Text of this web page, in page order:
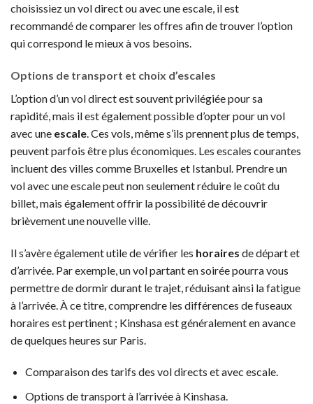
choisissiez un vol direct ou avec une escale, il est
recommandé de comparer les offres afin de trouver l’option
qui correspond le mieux à vos besoins.
Options de transport et choix d’escales
L’option d’un vol direct est souvent privilégiée pour sa
rapidité, mais il est également possible d’opter pour un vol
avec une escale . Ces vols, même s’ils prennent plus de temps,
peuvent parfois être plus économiques. Les escales courantes
incluent des villes comme Bruxelles et Istanbul. Prendre un
vol avec une escale peut non seulement réduire le coût du
billet, mais également offrir la possibilité de découvrir
brièvement une nouvelle ville.
Il s’avère également utile de vérifier les horaires de départ et
d’arrivée. Par exemple, un vol partant en soirée pourra vous
permettre de dormir durant le trajet, réduisant ainsi la fatigue
à l’arrivée. À ce titre, comprendre les différences de fuseaux
horaires est pertinent ; Kinshasa est généralement en avance
de quelques heures sur Paris.
Comparaison des tarifs des vol directs et avec escale.
Options de transport à l’arrivée à Kinshasa.